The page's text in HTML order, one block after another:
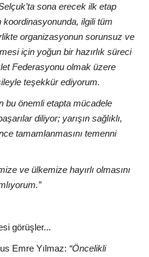
sona erecek ilk etap
koordinasyonunda, ilgili tüm
organizasyonun sorunsuz ve
için yoğun bir hazırlık süreci
Federasyonu olmak üzere
teşekkür ediyorum.
bu önemli etapta mücadele
diliyor; yarışın sağlıklı,
tamamlanmasını temenni
ve ülkemize hayırlı olmasını
görüşler...
Emre Yılmaz: “Öncelikli